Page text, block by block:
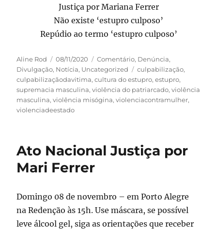
Justiça por Mariana Ferrer
Não existe ‘estupro culposo’
Repúdio ao termo ‘estupro culposo’
Autor
Aline Rod
Publicado
em
08/11/2020 Categorias
Comentário, Denúncia,
Divulgação, Notícia, Uncategorized Tags
culpabilização,
culpabilizaçãodavitima,cultura do estupro,estupro,
supremacia masculina,violência do patriarcado,violência
masculina,violência misógina,violenciacontramulher,
violenciadeestado
Ato Nacional Justiça por
Mari Ferrer
Domingo 08 de novembro – em Porto Alegre
na Redenção às 15h. Use máscara, se possível
leve álcool gel, siga as orientações que receber